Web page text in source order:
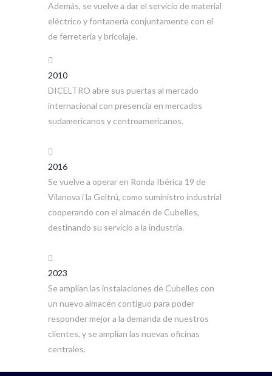
Además, se vuelve a dar el servicio de material
eléctrico y fontanería conjuntamente con el
de ferretería y bricolaje.
2010
DICELTRO abre sus puertas al mercado
internacional con presencia en mercados
sudamericanos y centroamericanos.
2016
Se vuelve a operar en Ronda Ibérica 19 de
Vilanova i la Geltrú, como suministro industrial
cooperando con el almacén de Cubelles,
destinando su servicio a la industria.
2023
Se amplían las instalaciones de Cubelles con
un nuevo almacén contiguo para poder
responder mejor a la demanda de nuestros
clientes, y se amplían las nuevas oficinas
centrales.